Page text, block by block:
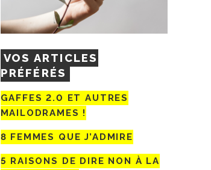
VOS ARTICLES
PRÉFÉRÉS
GAFFES 2.0 ET AUTRES
MAILODRAMES !
8 FEMMES QUE J’ADMIRE
5 RAISONS DE DIRE NON À LA